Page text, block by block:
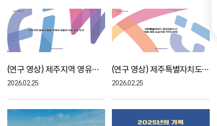
(연구 영상) 제주지역 영유아 돌봄 조력자 현황과 ..
2026.02.25
(연구 영상) 제주특별자치도 여성친화도시 이동 관..
2026.02.25